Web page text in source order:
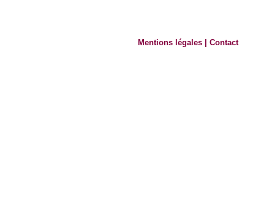
Mentions légales |Contact